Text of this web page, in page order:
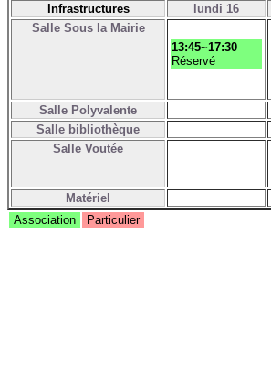
Infrastructures
lundi 16
Salle Sous la Mairie
13:45~17:30
Réservé
Salle Polyvalente
Salle bibliothèque
Salle Voutée
Matériel
Association
Particulier